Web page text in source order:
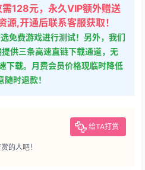
128元，永久VIP额外赠送
,开通后联系客服获取！
免费游戏进行测试！另外，我们
供三条高速直链下载通道，无
下载。月费会员价格现临时降低
时退款！
给TA打赏
的人吧！